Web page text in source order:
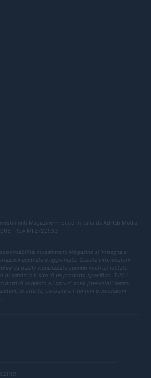
Magazine — Edito in Italia da AdHub Media
· REA MI 2729933
Investimenti Magazine si impegna a
accurate e aggiornate. Queste informazioni
da quelle visualizzate quando visiti un istituto
di servizi o il sito di un prodotto specifico. Tutti i
di acquisto e i servizi sono presentati senza
le offerte, consultare i Termini e condizioni